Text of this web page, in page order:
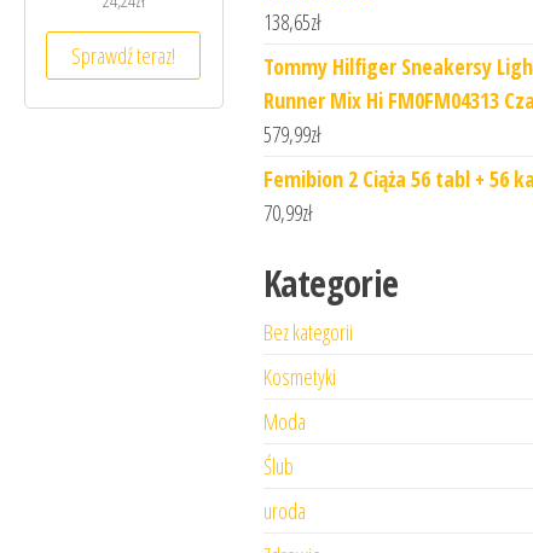
Sprawdź teraz!
138,65zł
Tommy Hilfiger Sneakersy
Runner Mix Hi FM0FM04313
579,99zł
Femibion 2 Ciąża 56 tabl + 56
70,99zł
Kategorie
Bez kategorii
Kosmetyki
Moda
Ślub
uroda